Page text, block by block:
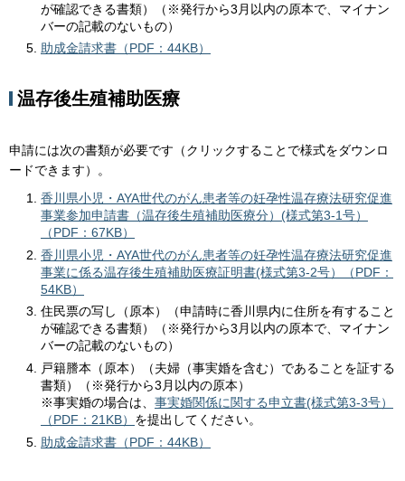
が確認できる書類）（※発行から3月以内の原本で、マイナン
バーの記載のないもの）
助成金請求書（PDF：44KB）
温存後生殖補助医療
申請には次の書類が必要です（クリックすることで様式をダウンロ
ードできます）。
香川県小児・AYA世代のがん患者等の妊孕性温存療法研究促進
事業参加申請書（温存後生殖補助医療分）(様式第3-1号）
（PDF：67KB）
香川県小児・AYA世代のがん患者等の妊孕性温存療法研究促進
事業に係る温存後生殖補助医療証明書(様式第3-2号）（PDF：
54KB）
住民票の写し（原本）（申請時に香川県内に住所を有すること
が確認できる書類）（※発行から3月以内の原本で、マイナン
バーの記載のないもの）
戸籍謄本（原本）（夫婦（事実婚を含む）であることを証する
書類）（※発行から3月以内の原本）
※事実婚の場合は、 事実婚関係に関する申立書(様式第3-3号）
（PDF：21KB） を提出してください。
助成金請求書（PDF：44KB）